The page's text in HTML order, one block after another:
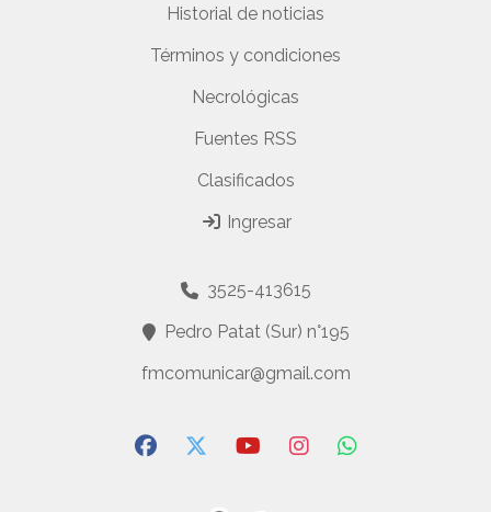
Historial de noticias
Términos y condiciones
Necrológicas
Fuentes RSS
Clasificados
Ingresar
3525-413615
Pedro Patat (Sur) n°195
fmcomunicar@gmail.com